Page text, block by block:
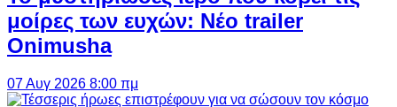
μοίρες των ευχών: Νέο trailer
Onimusha
07 Αυγ 2026 8:00 πμ